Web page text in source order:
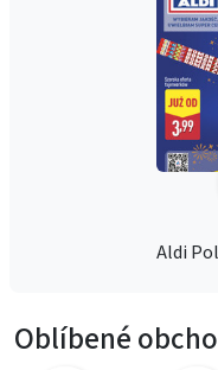
Aldi
Oblíbené